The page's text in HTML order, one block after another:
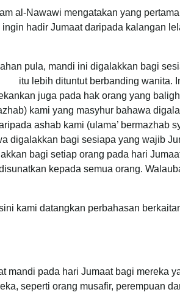
al-Nawawi mengatakan yang
ingin hadir Jumaat daripada kalangan
pula, mandi ini digalakkan bagi
itu lebih dituntut berbanding wanita.
juga pada hak orang yang
kami yang masyhur bahawa
ashab kami (ulama’ bermazhab
digalakkan bagi sesiapa yang wajib
bagi setiap orang pada hari
kepada semua orang.
kami datangkan perbahasan
mandi pada hari Jumaat bagi mereka
seperti orang musafir, perempuan